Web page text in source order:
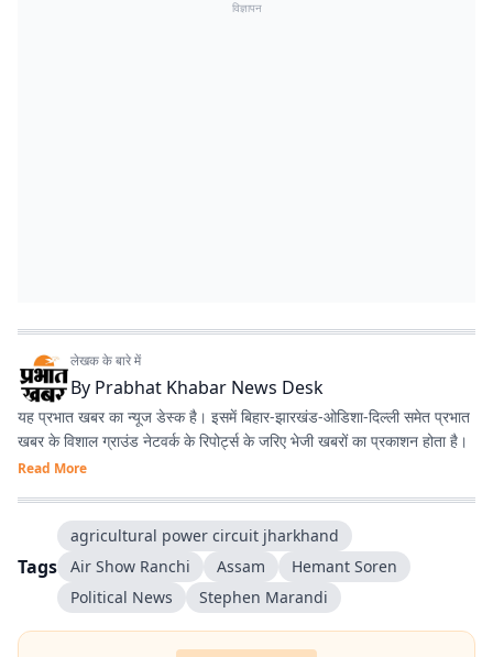
विज्ञापन
लेखक के बारे में
By Prabhat Khabar News Desk
यह प्रभात खबर का न्यूज डेस्क है। इसमें बिहार-झारखंड-ओडिशा-दिल्‍ली समेत प्रभात
खबर के विशाल ग्राउंड नेटवर्क के रिपोर्ट्स के जरिए भेजी खबरों का प्रकाशन होता है।
Read More
Tags
agricultural power circuit jharkhand
Air Show Ranchi
Assam
Hemant Soren
Political News
Stephen Marandi